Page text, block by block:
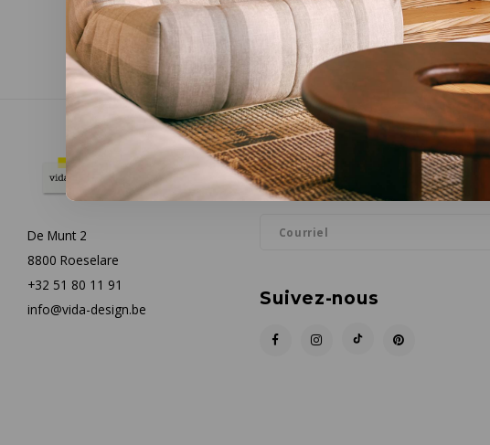
De Munt 2
8800 Roeselare
+32 51 80 11 91
info@vida-design.be
Infolettre
Restez informé par courriel des
Suivez-nous